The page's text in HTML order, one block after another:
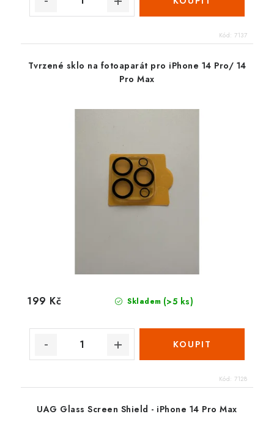
Kód: 7137
Tvrzené sklo na fotoaparát pro iPhone 14 Pro/ 14
Pro Max
Skladem (>5 ks)
199 Kč
Kód: 7128
UAG Glass Screen Shield - iPhone 14 Pro Max